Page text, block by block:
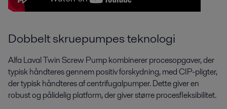
Forarbejdning af drikkevarer
Dobbelt skruepumpes teknologi
Alfa Laval Twin Screw Pump kombinerer procesopgaver, der
typisk håndteres gennem positiv forskydning, med CIP-pligter,
der typisk håndteres af centrifugalpumper. Dette giver en
robust og pålidelig platform, der giver større procesfleksibilitet.